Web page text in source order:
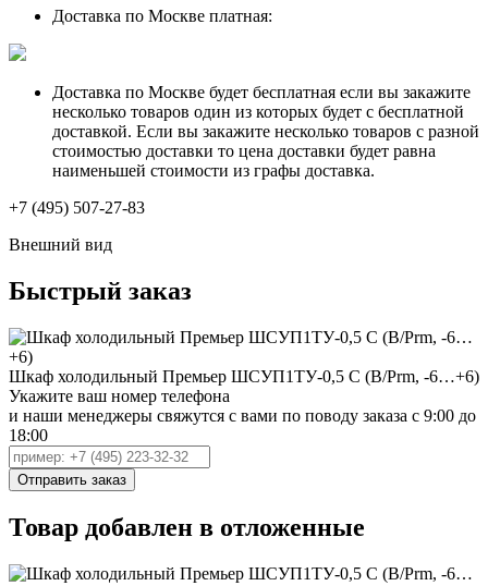
Доставка по Москве платная:
Доставка по Москве будет бесплатная если вы закажите
несколько товаров один из которых будет с бесплатной
доставкой. Если вы закажите несколько товаров с разной
стоимостью доставки то цена доставки будет равна
наименьшей стоимости из графы доставка.
+7 (495) 507-27-83
Внешний вид
Быстрый заказ
Шкаф холодильный Премьер ШСУП1ТУ-0,5 С (В/Prm, -6…+6)
Укажите ваш номер телефона
и наши менеджеры свяжутся с вами по поводу заказа с 9:00 до
18:00
Товар добавлен в отложенные